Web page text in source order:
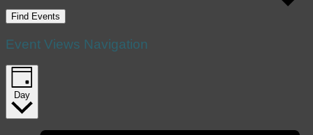
Find Events
Event Views Navigation
Day